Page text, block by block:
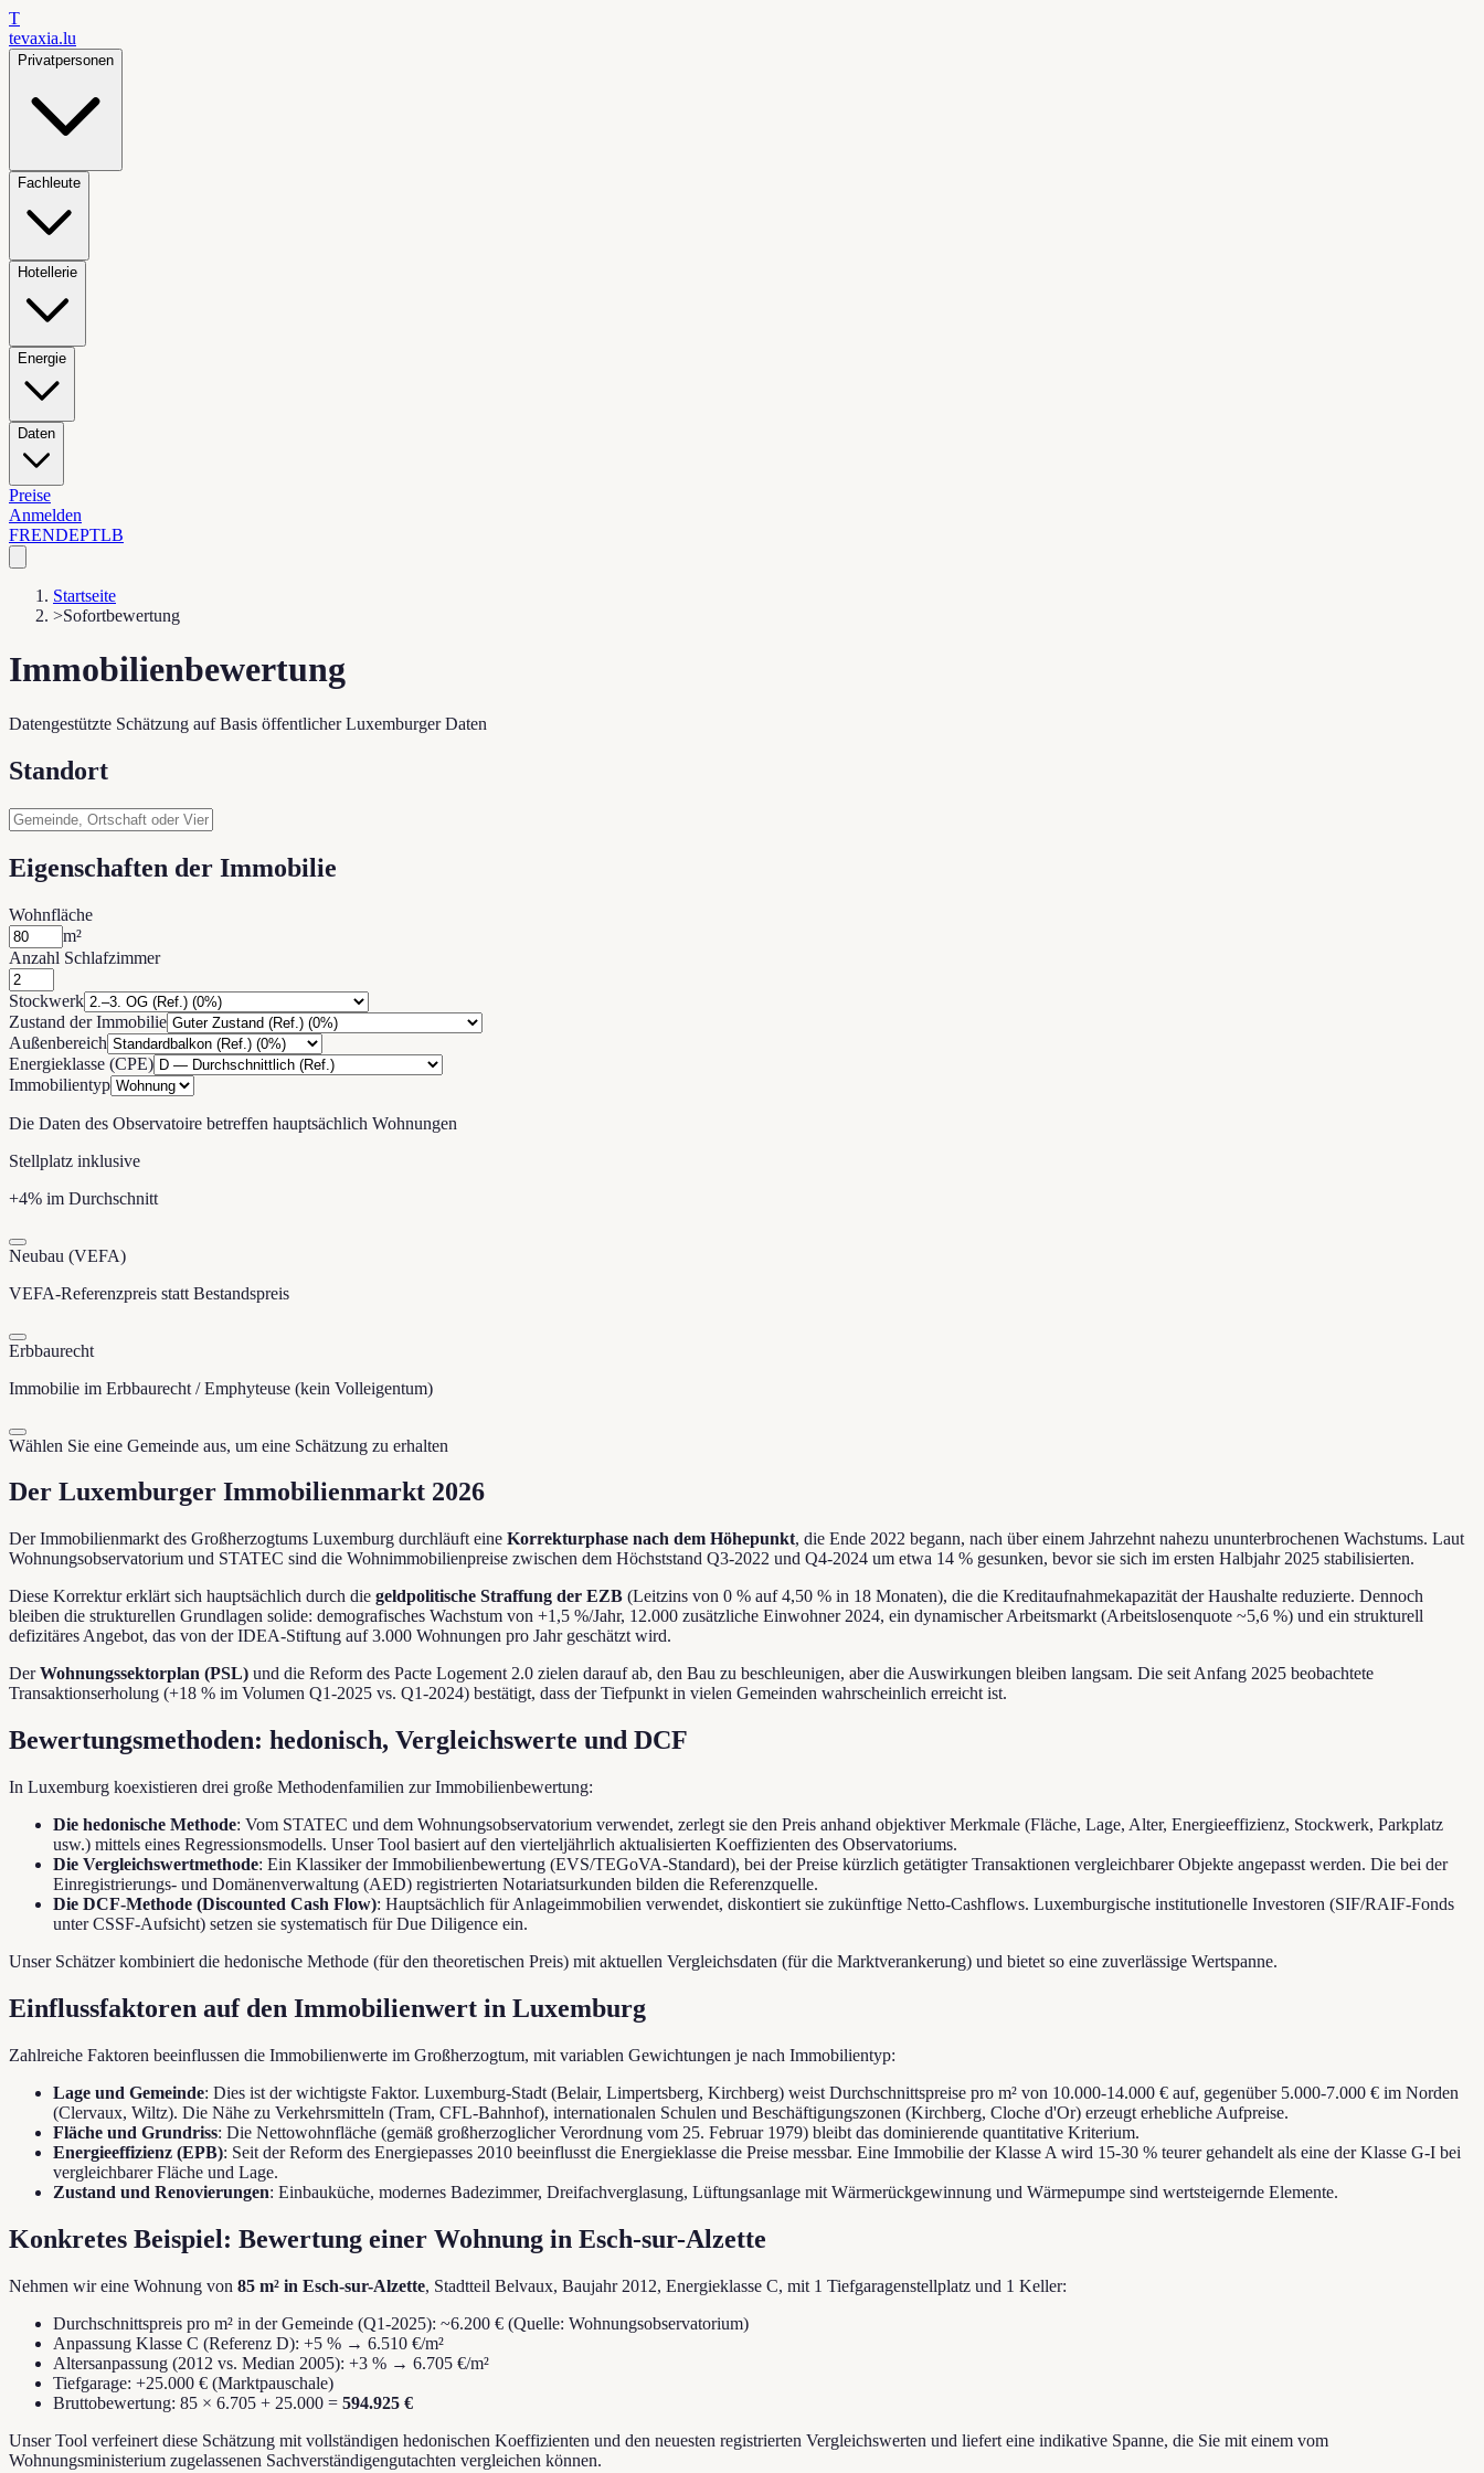
T
tevaxia.lu
Privatpersonen
Fachleute
Hotellerie
Energie
Daten
Preise
Anmelden
FRENDEPTLB
Startseite
>Sofortbewertung
Immobilienbewertung
Datengestützte Schätzung auf Basis öffentlicher Luxemburger Daten
Standort
Eigenschaften der Immobilie
Wohnfläche
m²
Anzahl Schlafzimmer
Stockwerk
Zustand der Immobilie
Außenbereich
Energieklasse (CPE)
Immobilientyp
Die Daten des Observatoire betreffen hauptsächlich Wohnungen
Stellplatz inklusive
+4% im Durchschnitt
Neubau (VEFA)
VEFA-Referenzpreis statt Bestandspreis
Erbbaurecht
Immobilie im Erbbaurecht / Emphyteuse (kein Volleigentum)
Wählen Sie eine Gemeinde aus, um eine Schätzung zu erhalten
Der Luxemburger Immobilienmarkt 2026
Der Immobilienmarkt des Großherzogtums Luxemburg durchläuft eine Korrekturphase nach dem Höhepunkt, die Ende 2022 begann, nach über einem Jahrzehnt nahezu ununterbrochenen Wachstums. Laut
Wohnungsobservatorium und STATEC sind die Wohnimmobilienpreise zwischen dem Höchststand Q3-2022 und Q4-2024 um etwa 14 % gesunken, bevor sie sich im ersten Halbjahr 2025 stabilisierten.
Diese Korrektur erklärt sich hauptsächlich durch die geldpolitische Straffung der EZB (Leitzins von 0 % auf 4,50 % in 18 Monaten), die die Kreditaufnahmekapazität der Haushalte reduzierte. Dennoch
bleiben die strukturellen Grundlagen solide: demografisches Wachstum von +1,5 %/Jahr, 12.000 zusätzliche Einwohner 2024, ein dynamischer Arbeitsmarkt (Arbeitslosenquote ~5,6 %) und ein strukturell
defizitäres Angebot, das von der IDEA-Stiftung auf 3.000 Wohnungen pro Jahr geschätzt wird.
DerWohnungssektorplan (PSL) und die Reform des Pacte Logement 2.0 zielen darauf ab, den Bau zu beschleunigen, aber die Auswirkungen bleiben langsam. Die seit Anfang 2025 beobachtete
Transaktionserholung (+18 % im Volumen Q1-2025 vs. Q1-2024) bestätigt, dass der Tiefpunkt in vielen Gemeinden wahrscheinlich erreicht ist.
Bewertungsmethoden: hedonisch, Vergleichswerte und DCF
In Luxemburg koexistieren drei große Methodenfamilien zur Immobilienbewertung:
Die hedonische Methode: Vom STATEC und dem Wohnungsobservatorium verwendet, zerlegt sie den Preis anhand objektiver Merkmale (Fläche, Lage, Alter, Energieeffizienz, Stockwerk, Parkplatz
usw.) mittels eines Regressionsmodells. Unser Tool basiert auf den vierteljährlich aktualisierten Koeffizienten des Observatoriums.
Die Vergleichswertmethode: Ein Klassiker der Immobilienbewertung (EVS/TEGoVA-Standard), bei der Preise kürzlich getätigter Transaktionen vergleichbarer Objekte angepasst werden. Die bei der
Einregistrierungs- und Domänenverwaltung (AED) registrierten Notariatsurkunden bilden die Referenzquelle.
Die DCF-Methode (Discounted Cash Flow): Hauptsächlich für Anlageimmobilien verwendet, diskontiert sie zukünftige Netto-Cashflows. Luxemburgische institutionelle Investoren (SIF/RAIF-Fonds
unter CSSF-Aufsicht) setzen sie systematisch für Due Diligence ein.
Unser Schätzer kombiniert die hedonische Methode (für den theoretischen Preis) mit aktuellen Vergleichsdaten (für die Marktverankerung) und bietet so eine zuverlässige Wertspanne.
Einflussfaktoren auf den Immobilienwert in Luxemburg
Zahlreiche Faktoren beeinflussen die Immobilienwerte im Großherzogtum, mit variablen Gewichtungen je nach Immobilientyp:
Lage und Gemeinde: Dies ist der wichtigste Faktor. Luxemburg-Stadt (Belair, Limpertsberg, Kirchberg) weist Durchschnittspreise pro m² von 10.000-14.000 € auf, gegenüber 5.000-7.000 € im Norden
(Clervaux, Wiltz). Die Nähe zu Verkehrsmitteln (Tram, CFL-Bahnhof), internationalen Schulen und Beschäftigungszonen (Kirchberg, Cloche d'Or) erzeugt erhebliche Aufpreise.
Fläche und Grundriss: Die Nettowohnfläche (gemäß großherzoglicher Verordnung vom 25. Februar 1979) bleibt das dominierende quantitative Kriterium.
Energieeffizienz (EPB): Seit der Reform des Energiepasses 2010 beeinflusst die Energieklasse die Preise messbar. Eine Immobilie der Klasse A wird 15-30 % teurer gehandelt als eine der Klasse G-I bei
vergleichbarer Fläche und Lage.
Zustand und Renovierungen: Einbauküche, modernes Badezimmer, Dreifachverglasung, Lüftungsanlage mit Wärmerückgewinnung und Wärmepumpe sind wertsteigernde Elemente.
Konkretes Beispiel: Bewertung einer Wohnung in Esch-sur-Alzette
Nehmen wir eine Wohnung von 85 m² in Esch-sur-Alzette, Stadtteil Belvaux, Baujahr 2012, Energieklasse C, mit 1 Tiefgaragenstellplatz und 1 Keller:
Durchschnittspreis pro m² in der Gemeinde (Q1-2025): ~6.200 € (Quelle: Wohnungsobservatorium)
Anpassung Klasse C (Referenz D): +5 % → 6.510 €/m²
Altersanpassung (2012 vs. Median 2005): +3 % → 6.705 €/m²
Tiefgarage: +25.000 € (Marktpauschale)
Bruttobewertung: 85 × 6.705 + 25.000 = 594.925 €
Unser Tool verfeinert diese Schätzung mit vollständigen hedonischen Koeffizienten und den neuesten registrierten Vergleichswerten und liefert eine indikative Spanne, die Sie mit einem vom
Wohnungsministerium zugelassenen Sachverständigengutachten vergleichen können.